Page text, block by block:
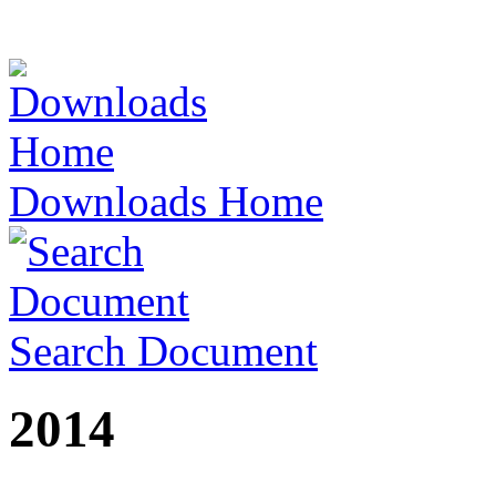
Downloads Home
Search Document
2014